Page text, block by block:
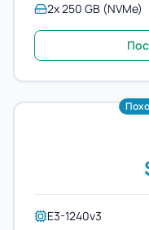
2x 250 GB (NVMe)
E3-1240v3